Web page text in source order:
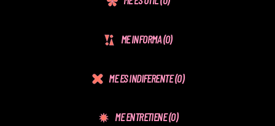
ME INFORMA(0)
ME ES INDIFERENTE(0)
ME ENTRETIENE(0)